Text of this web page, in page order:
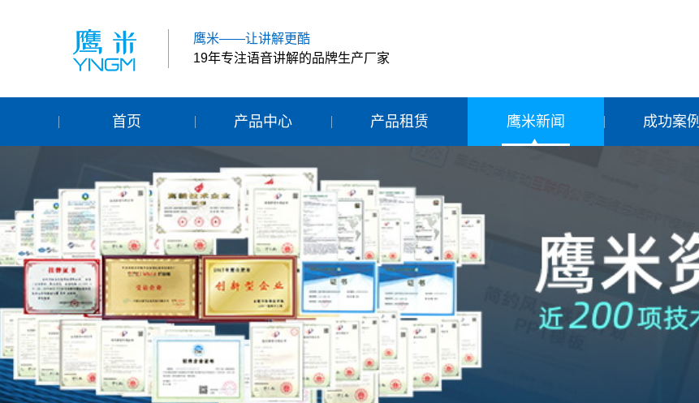
鹰米——让讲解更酷
19年专注语音讲解的品牌生产厂家
首页 产品中心 产品租赁 鹰米新闻 成功案例